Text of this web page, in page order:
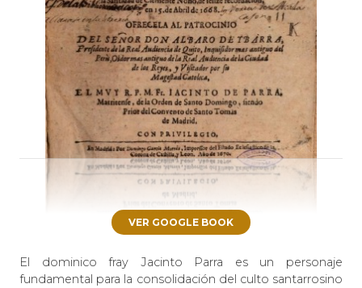
VER GOOGLE BOOK
El dominico fray Jacinto Parra es un personaje
fundamental para la consolidación del culto santarrosino